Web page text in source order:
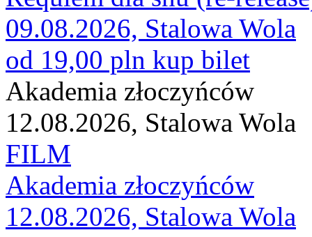
09.08.2026, Stalowa Wola
od 19,00 pln kup bilet
Akademia złoczyńców
12.08.2026, Stalowa Wola
FILM
Akademia złoczyńców
12.08.2026, Stalowa Wola